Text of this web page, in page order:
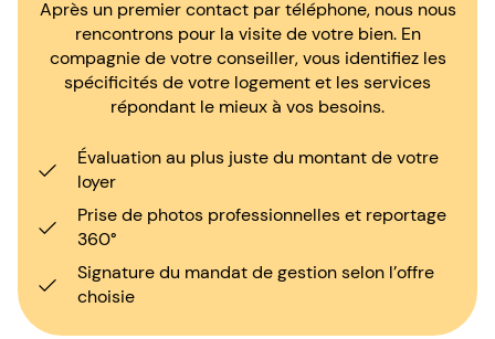
Après un premier contact par téléphone, nous nous
rencontrons pour la visite de votre bien. En
compagnie de votre conseiller, vous identifiez les
spécificités de votre logement et les services
répondant le mieux à vos besoins.
Évaluation au plus juste du montant de votre
loyer
Prise de photos professionnelles et reportage
360°
Signature du mandat de gestion selon l’offre
choisie